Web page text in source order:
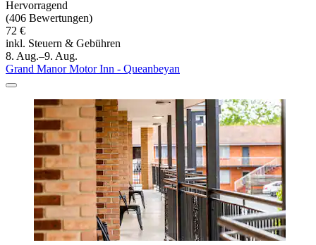
Hervorragend
(406 Bewertungen)
72 €
inkl. Steuern & Gebühren
8. Aug.–9. Aug.
Grand Manor Motor Inn - Queanbeyan